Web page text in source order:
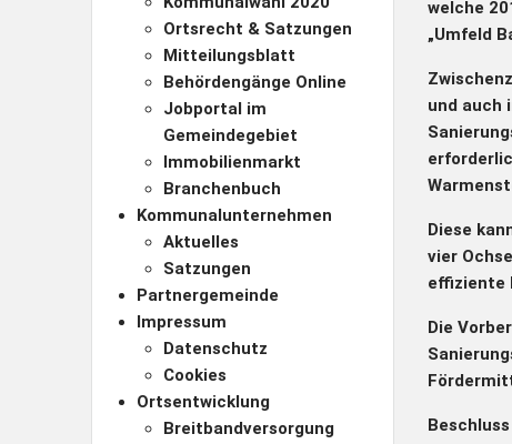
Ortsrecht & Satzungen
Mitteilungsblatt
Behördengänge Online
Jobportal im
Gemeindegebiet
Immobilienmarkt
Branchenbuch
Kommunalunternehmen
Aktuelles
Satzungen
Partnergemeinde
Impressum
Datenschutz
Cookies
Ortsentwicklung
Breitbandversorgung
welche
„Umfeld
und auch
Diese
vier
effiziente
Die
Beschluss